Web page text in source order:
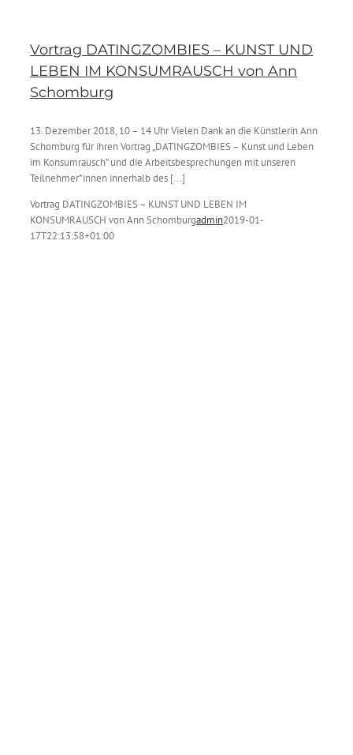
Vortrag DATINGZOMBIES – KUNST UND
LEBEN IM KONSUMRAUSCH von Ann
Schomburg
13. Dezember 2018, 10 – 14 Uhr Vielen Dank an die Künstlerin Ann
Schomburg für ihren Vortrag „DATINGZOMBIES – Kunst und Leben
im Konsumrausch” und die Arbeitsbesprechungen mit unseren
Teilnehmer*innen innerhalb des [...]
Vortrag DATINGZOMBIES – KUNST UND LEBEN IM
KONSUMRAUSCH von Ann Schomburgadmin2019-01-
17T22:13:58+01:00